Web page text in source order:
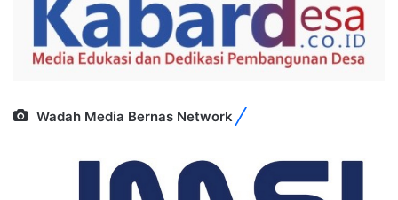
Wadah Media Bernas Network